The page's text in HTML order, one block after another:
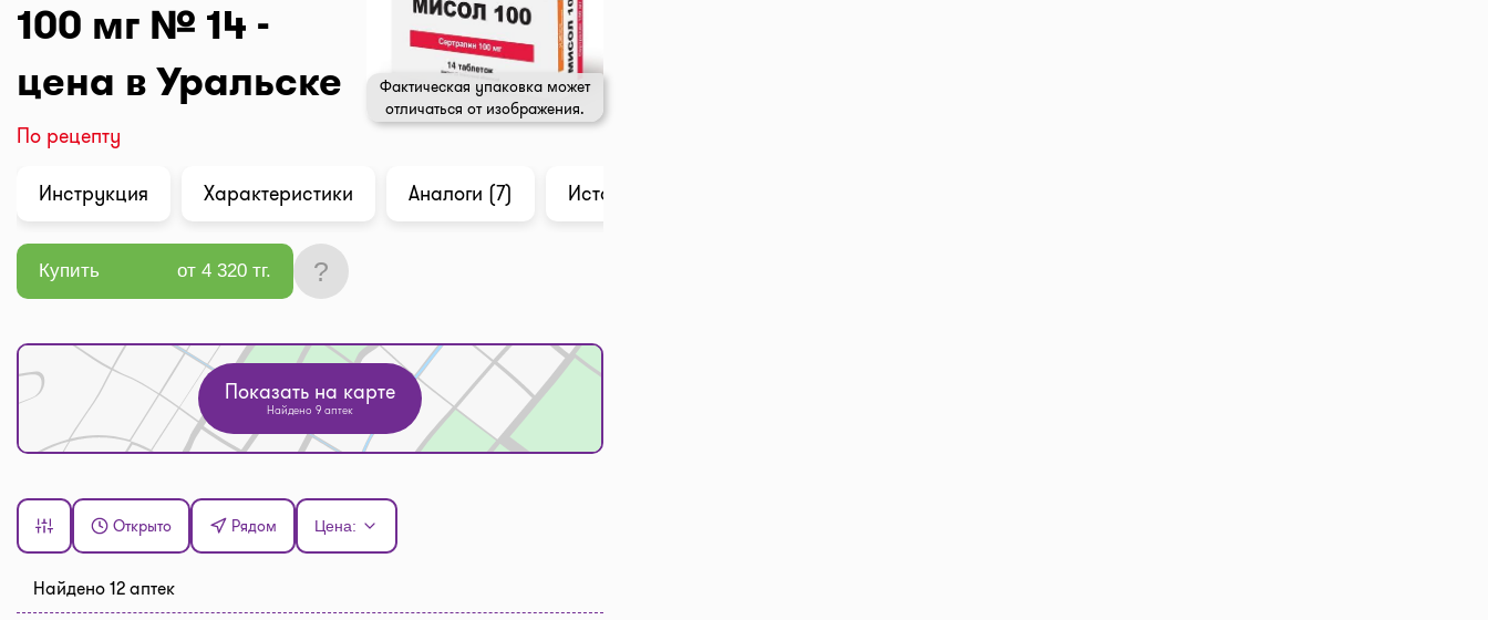
100 мг № 14 -
цена в Уральске
Фактическая упаковка может
отличаться от изображения.
По рецепту
Инструкция
Характеристики Аналоги (7) История цены
Купить от 4 320 тг. ?
Показать на карте
Найдено 9 аптек
Открыто Рядом Цена:
Найдено 12 аптек